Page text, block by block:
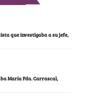
que investigaba a su jefe,
María Fda. Carrascal,